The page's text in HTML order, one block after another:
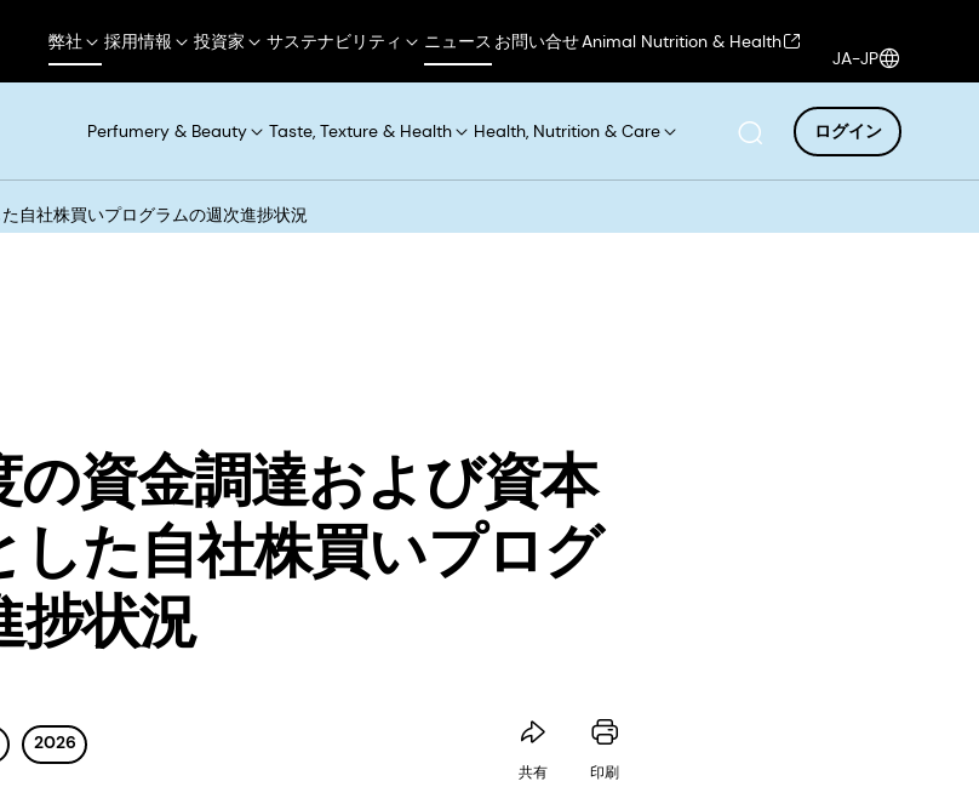
弊社 採用情報 投資家 サステナビリティ ニュース お問い合せAnimal Nutrition & Health
JA-JP
Perfumery & Beauty Taste, Texture & Health Health, Nutrition & Care ログイン
自社株買いプログラムの週次進捗状況
の資金調達および資本
した自社株買いプログ
捗状況
2026
共有 印刷